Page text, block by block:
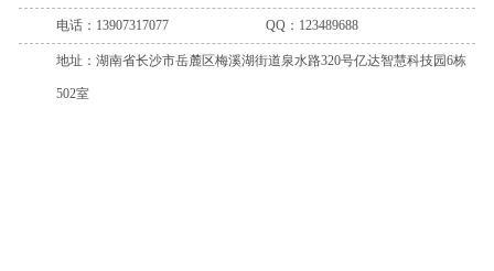
电话：13907317077 QQ：123489688
地址：湖南省长沙市岳麓区梅溪湖街道泉水路320号亿达智慧科技园6栋
502室